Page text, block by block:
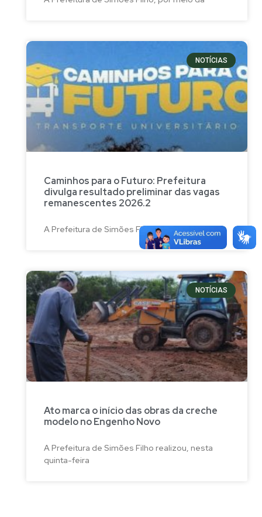
NOTÍCIAS
Caminhos para o Futuro: Prefeitura
divulga resultado preliminar das vagas
remanescentes 2026.2
A Prefeitura de Simões Filho, por meio da
NOTÍCIAS
Ato marca o início das obras da creche
modelo no Engenho Novo
A Prefeitura de Simões Filho realizou, nesta
quinta-feira